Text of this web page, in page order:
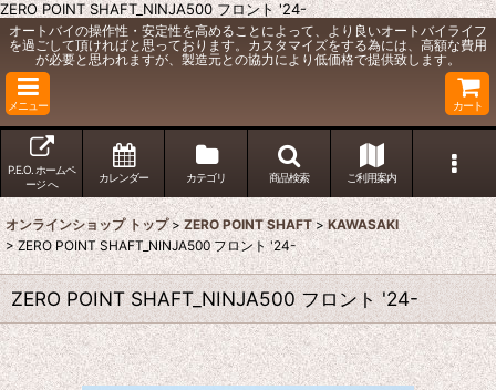
ZERO POINT SHAFT_NINJA500 フロント '24-
オートバイの操作性・安定性を高めることによって、より良いオートバイライフ
を過ごして頂ければと思っております。カスタマイズをする為には、高額な費用
が必要と思われますが、製造元との協力により低価格で提供致します。
メニュー カート
P.E.O. ホームペ
ージ へ
カレンダー カテゴリ 商品検索 ご利用案内
オンラインショップ トップ > ZERO POINT SHAFT > KAWASAKI
> ZERO POINT SHAFT_NINJA500 フロント '24-
ZERO POINT SHAFT_NINJA500 フロント '24-